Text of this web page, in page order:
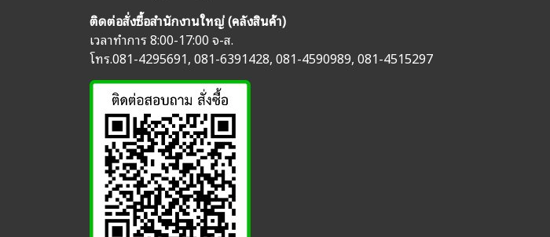
ติดต่อสั่งซื้อสำนักงานใหญ่ (คลังสินค้า)
เวลาทำการ 8:00-17:00 จ-ส.
โทร.081-4295691,081-6391428,081-4590989,081-4515297